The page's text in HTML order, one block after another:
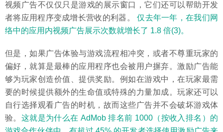
视频广告不仅仅只是游戏的展示窗口，它们还可以帮助开发
者将应用程序变成增长营收的利器。仅去年一年，在我们网
络中的应用内视频广告展示次数就增长了 1.8 倍(3)。
但是，如果广告体验与游戏流程相冲突，或者不尊重玩家的
偏好，就算是最棒的应用程序也会被用户摒弃。激励广告能
够为玩家创造价值、提供奖励。例如在游戏中，在玩家最需
要的时候提供额外的生命值或特殊的力量加成。玩家还可以
自行选择观看广告的时机，故而这些广告并不会破坏游戏体
验。 这就是为什么在 AdMob 排名前 1000（按收入排名）的